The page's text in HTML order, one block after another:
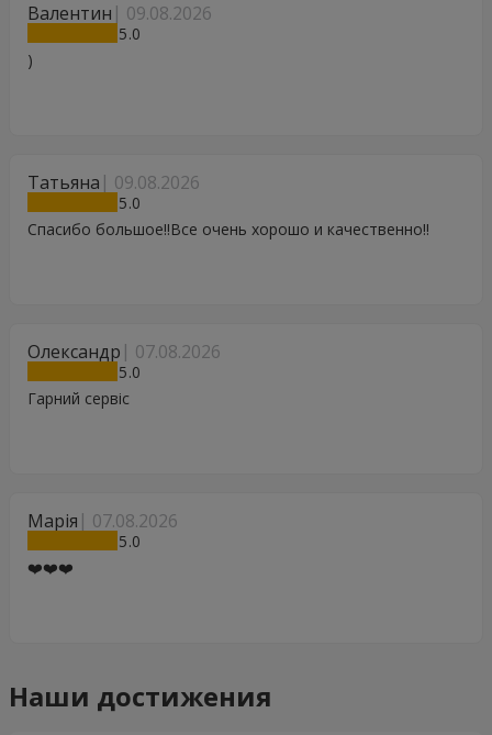
Валентин 09.08.2026
5
)
Татьяна 09.08.2026
5
Спасибо большое!!Все очень хорошо и качественно!!
Олександр 07.08.2026
5
Гарний сервіс
Марія 07.08.2026
5
❤️❤️❤️
Наши достижения